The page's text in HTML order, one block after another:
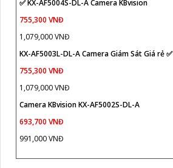
✅ KX-AF5004S-DL-A Camera KBvision
755,300 VNĐ
1,079,000 VNĐ
KX-AF5003L-DL-A Camera Giám Sát Giá rẻ ✅
755,300 VNĐ
1,079,000 VNĐ
Camera KBvision KX-AF5002S-DL-A
693,700 VNĐ
991,000 VNĐ